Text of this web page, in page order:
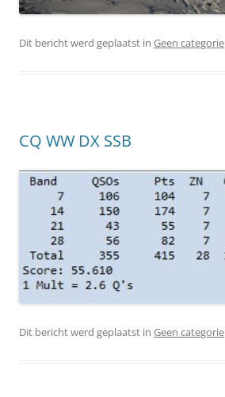
Dit bericht werd geplaatst in Geen categorie
CQ WW DX SSB
Dit bericht werd geplaatst in Geen categorie